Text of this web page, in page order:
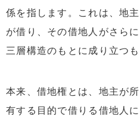
係を指します。これは、地
が借り、その借地人がさら
三層構造のもとに成り立つも
本来、借地権とは、地主が
有する目的で借りる借地人